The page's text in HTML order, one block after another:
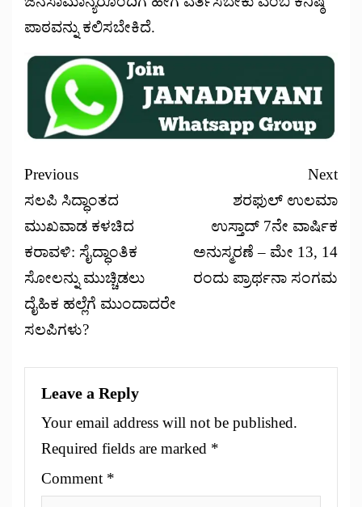
ಪಾಠವನ್ನು ಕಲಿಸಬೇಕಿದೆ.
Previous
ಸಲಪಿ ಸಿದ್ಧಾಂತದ
ಮುಖವಾಡ ಕಳಚಿದ
ಕರಾವಳಿ: ಸೈದ್ಧಾಂತಿಕ
ಸೋಲನ್ನು ಮುಚ್ಚಿಡಲು
ದೈಹಿಕ ಹಲ್ಲೆಗೆ ಮುಂದಾದರೇ
ಸಲಪಿಗಳು?
Next
ಶರಫುಲ್ ಉಲಮಾ
ಉಸ್ತಾದ್ 7ನೇ ವಾರ್ಷಿಕ
ಅನುಸ್ಮರಣೆ – ಮೇ 13, 14
ರಂದು ಪ್ರಾರ್ಥನಾ ಸಂಗಮ
Leave a Reply
Your email address will not be published.
Required fields are marked *
Comment *